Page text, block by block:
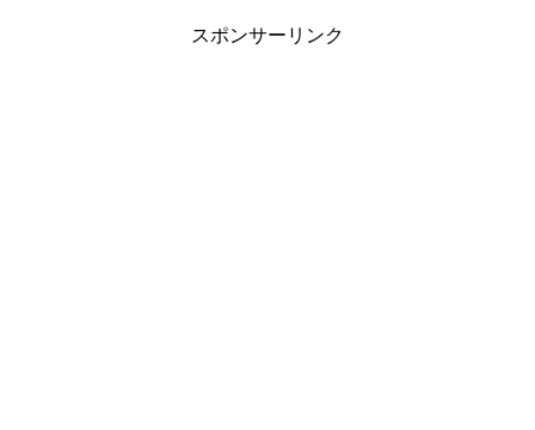
スポンサーリンク